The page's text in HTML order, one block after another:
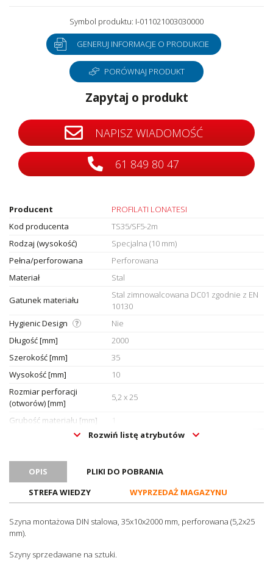
Symbol produktu: I-011021003030000
GENERUJ INFORMACJE O PRODUKCIE
PORÓWNAJ PRODUKT
Zapytaj o produkt
NAPISZ WIADOMOŚĆ
61 849 80 47
Producent
PROFILATI LONATESI
Kod producenta
TS35/SF5-2m
Rodzaj (wysokość)
Specjalna (10 mm)
Pełna/perforowana
Perforowana
Materiał
Stal
Gatunek materiału
Stal zimnowalcowana DC01 zgodnie z EN
10130
Hygienic Design
Nie
Długość [mm]
2000
Szerokość [mm]
35
Wysokość [mm]
10
Rozmiar perforacji
(otworów) [mm]
5,2 x 25
Grubość materiału [mm]
1
Odległość między środkami
Masa [kg/m]
Maksymalny prąd
[A]
W przypadku funkcji PEN nie można
stosować stalowych szyn zbiorczych
Dyrektywa
Normy
EN 60715
Rozwiń listę atrybutów
OPIS
PLIKI DO POBRANIA
STREFA WIEDZY
WYPRZEDAŻ MAGAZYNU
Szyna montażowa DIN stalowa, 35x10x2000 mm, perforowana (5,2x25
mm).
Szyny sprzedawane na sztuki.